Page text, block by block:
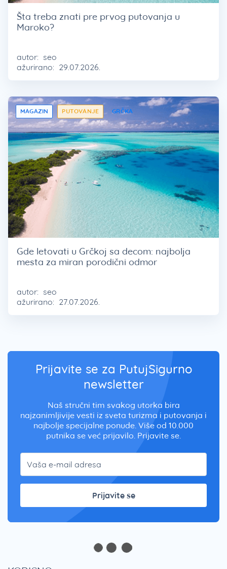
Šta treba znati pre prvog putovanja u
Maroko?
autor: seo
ažurirano: 29.07.2026.
MAGAZIN PUTOVANJE GRČKA
Gde letovati u Grčkoj sa decom: najbolja
mesta za miran porodični odmor
autor: seo
ažurirano: 27.07.2026.
Prijavite se za PutujSigurno
newsletter
Naš stručni tim svakog utorka bira
najzanimljivije vesti iz sveta turizma i putovanja i
najbolje specijalne ponude. Više od 10.000
putnika se već prijavilo. Prijavite se.
Prijavite se